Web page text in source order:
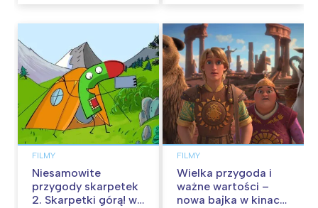
FILMY
Niesamowite
przygody skarpetek
2. Skarpetki górą! w
FILMY
Wielka przygoda i
ważne wartości –
nowa bajka w kinach